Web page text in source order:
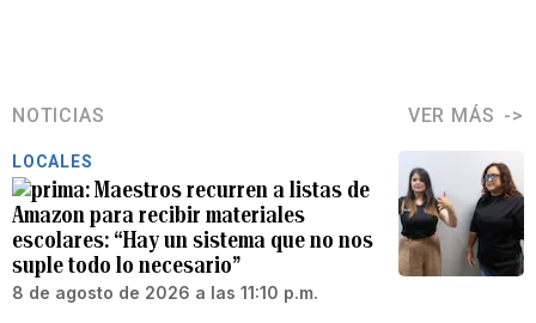
NOTICIAS VER MÁS
LOCALES
Maestros recurren a listas de
Amazon para recibir materiales
escolares: “Hay un sistema que no nos
suple todo lo necesario”
8 de agosto de 2026 a las 11:10 p.m.